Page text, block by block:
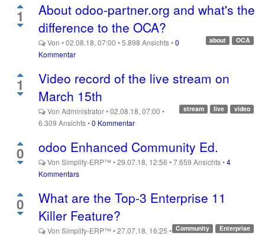
1
About odoo-partner.org and what's the
difference to the OCA?
OCA
about
Von •02.08.18, 07:00 •5.898 Ansichts•0
Kommentar
1
Video record of the live stream on
March 15th
video
live
stream
Von Administrator•02.08.18, 07:00 •
6.309 Ansichts•0 Kommentar
0 odoo Enhanced Community Ed.
Von Simplify-ERP™ •29.07.18, 12:56 •7.659 Ansichts•4
Kommentars
0
What are the Top-3 Enterprise 11
Killer Feature?
Enterprise
Community
Von Simplify-ERP™ •27.07.18, 16:25 •